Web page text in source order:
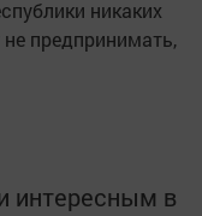
никаких
предпринимать,
интересным в